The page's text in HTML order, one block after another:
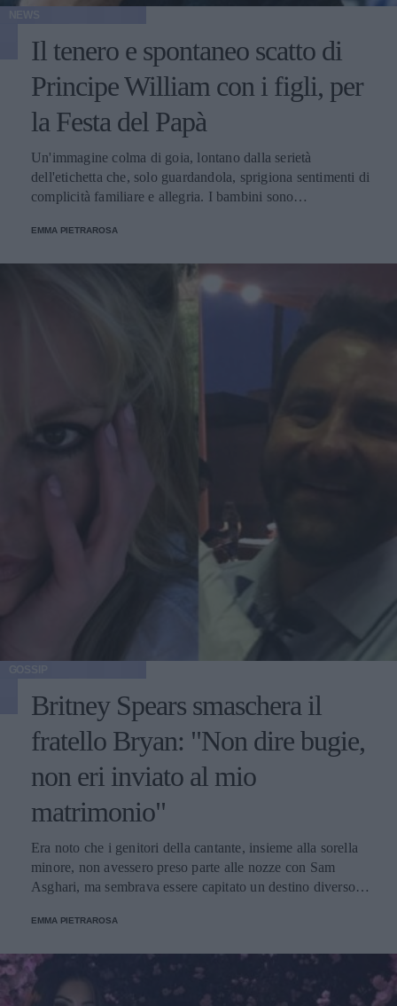
Il tenero e spontaneo scatto di
Principe William con i figli, per
la Festa del Papà
Un'immagine colma di goia, lontano dalla serietà
dell'etichetta che, solo guardandola, sprigiona sentimenti di
complicità familiare e allegria. I bambini sono
dell’atmosfera spesso austera che circonda la corte inglese.
EMMA PIETRAROSA
Britney Spears smaschera il
fratello Bryan: "Non dire bugie,
non eri inviato al mio
matrimonio"
Era noto che i genitori della cantante, insieme alla sorella
minore, non avessero preso parte alle nozze con Sam
Asghari, ma sembrava essere capitato un destino diverso al
a dire la verità.
EMMA PIETRAROSA